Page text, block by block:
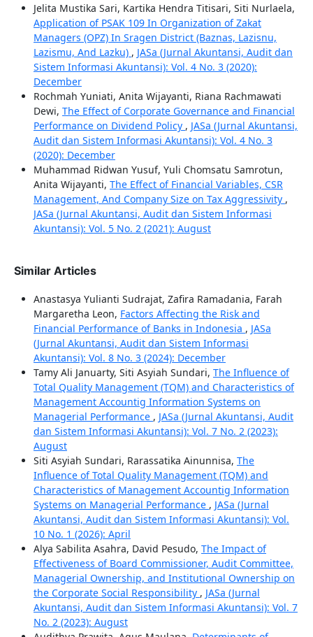
Jelita Mustika Sari, Kartika Hendra Titisari, Siti Nurlaela,
Application of PSAK 109 In Organization of Zakat
Managers (OPZ) In Sragen District (Baznas, Lazisnu,
Lazismu, And Lazku) , JASa (Jurnal Akuntansi, Audit dan
Sistem Informasi Akuntansi): Vol. 4 No. 3 (2020):
December
Rochmah Yuniati, Anita Wijayanti, Riana Rachmawati
Dewi, The Effect of Corporate Governance and Financial
Performance on Dividend Policy , JASa (Jurnal Akuntansi,
Audit dan Sistem Informasi Akuntansi): Vol. 4 No. 3
(2020): December
Muhammad Ridwan Yusuf, Yuli Chomsatu Samrotun,
Anita Wijayanti, The Effect of Financial Variables, CSR
Management, And Company Size on Tax Aggressivity ,
JASa (Jurnal Akuntansi, Audit dan Sistem Informasi
Akuntansi): Vol. 5 No. 2 (2021): August
Similar Articles
Anastasya Yulianti Sudrajat, Zafira Ramadania, Farah
Margaretha Leon, Factors Affecting the Risk and
Financial Performance of Banks in Indonesia , JASa
(Jurnal Akuntansi, Audit dan Sistem Informasi
Akuntansi): Vol. 8 No. 3 (2024): December
Tamy Ali Januarty, Siti Asyiah Sundari, The Influence of
Total Quality Management (TQM) and Characteristics of
Management Accountig Information Systems on
Managerial Performance , JASa (Jurnal Akuntansi, Audit
dan Sistem Informasi Akuntansi): Vol. 7 No. 2 (2023):
August
Siti Asyiah Sundari, Rarassatika Ainunnisa, The
Influence of Total Quality Management (TQM) and
Characteristics of Management Accountig Information
Systems on Managerial Performance , JASa (Jurnal
Akuntansi, Audit dan Sistem Informasi Akuntansi): Vol.
10 No. 1 (2026): April
Alya Sabilita Asahra, David Pesudo, The Impact of
Effectiveness of Board Commissioner, Audit Committee,
Managerial Ownership, and Institutional Ownership on
the Corporate Social Responsibility , JASa (Jurnal
Akuntansi, Audit dan Sistem Informasi Akuntansi): Vol. 7
No. 2 (2023): August